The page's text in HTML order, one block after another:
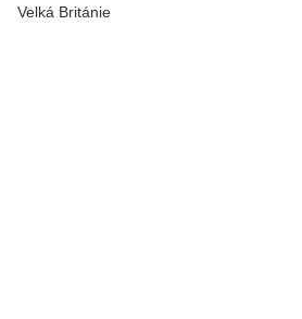
Velká Británie